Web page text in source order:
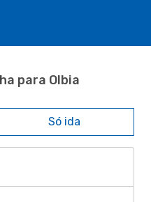
para Olbia
Só ida